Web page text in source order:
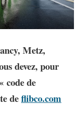
Metz,
devez, pour
code de
deflibco.com